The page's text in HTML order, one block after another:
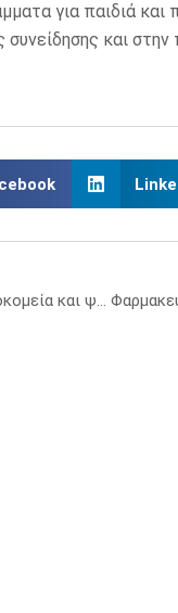
για παιδιά
συνείδησης και
Υπουργείο Υγείας: Στο Μαξίμου η ηγεσία για νοσοκομεία και ψηφιακό φάκελο – Οι νέες οδηγίες Μητσοτάκη